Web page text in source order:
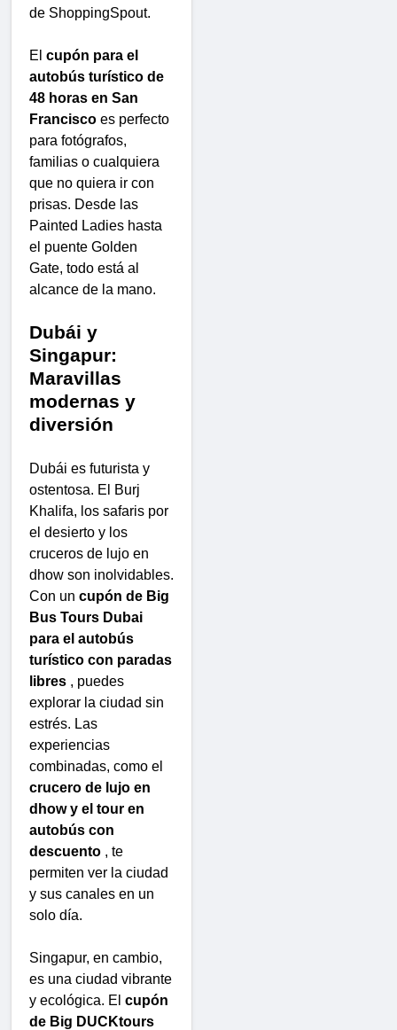
de ShoppingSpout.
El cupón para el
autobús turístico de
48 horas en San
Francisco es perfecto
para fotógrafos,
familias o cualquiera
que no quiera ir con
prisas. Desde las
Painted Ladies hasta
el puente Golden
Gate, todo está al
alcance de la mano.
Dubái y
Singapur:
Maravillas
modernas y
diversión
Dubái es futurista y
ostentosa. El Burj
Khalifa, los safaris por
el desierto y los
cruceros de lujo en
dhow son inolvidables.
Con un cupón de Big
Bus Tours Dubai
para el autobús
turístico con paradas
libres , puedes
explorar la ciudad sin
estrés. Las
experiencias
combinadas, como el
crucero de lujo en
dhow y el tour en
autobús con
descuento , te
permiten ver la ciudad
y sus canales en un
solo día.
Singapur, en cambio,
es una ciudad vibrante
y ecológica. El cupón
de Big DUCKtours